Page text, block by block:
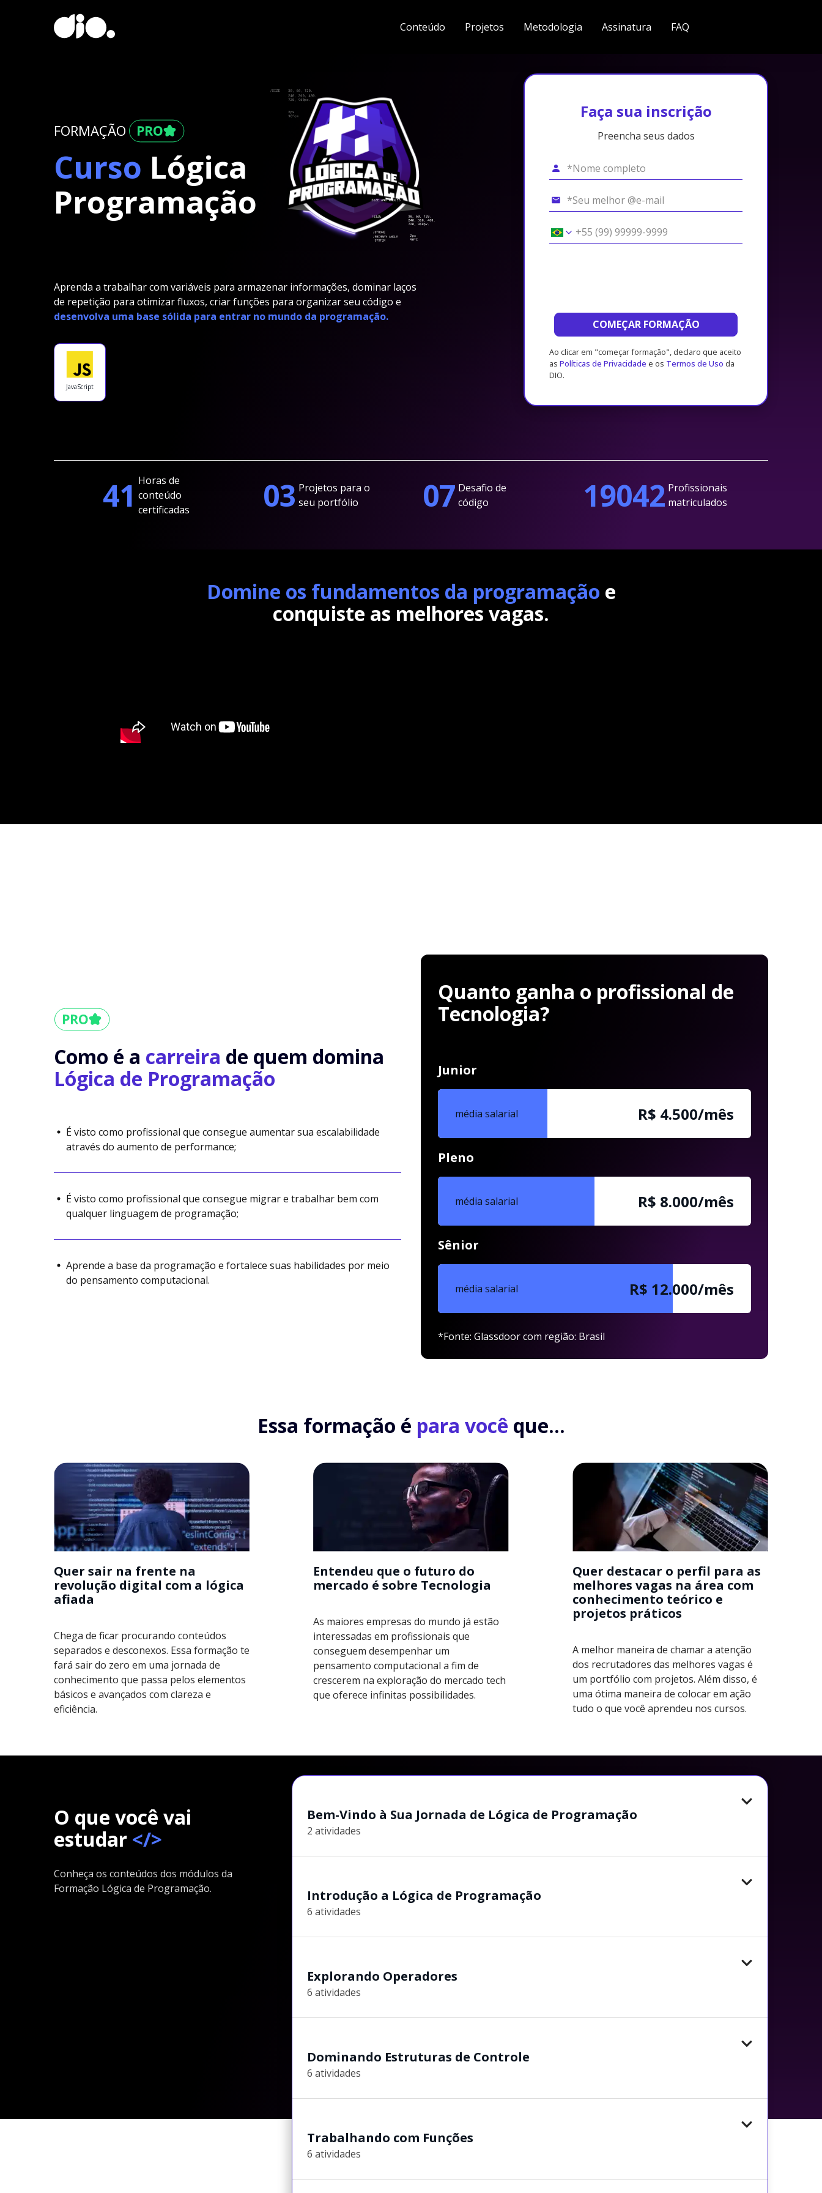
Conteúdo Projetos Metodologia Assinatura FAQ
FORMAÇÃO
Curso Lógica
Programação
Aprenda a trabalhar com variáveis para armazenar informações, dominar laços
de repetição para otimizar fluxos, criar funções para organizar seu código e
desenvolva uma base sólida para entrar no mundo da programação.
JavaScript
Faça sua inscrição
Preencha seus dados
COMEÇAR FORMAÇÃO
Ao clicar em "começar formação", declaro que aceito
as Políticas de Privacidade e os Termos de Uso da
DIO.
41 Horas de
conteúdo
certificadas
03 Projetos para o
seu portfólio
07 Desafio de
código
19042 Profissionais
matriculados
Domine os fundamentos da programação e
conquiste as melhores vagas.
Como é a carreira de quem domina
Lógica de Programação
É visto como profissional que consegue aumentar sua escalabilidade
através do aumento de performance;
É visto como profissional que consegue migrar e trabalhar bem com
qualquer linguagem de programação;
Aprende a base da programação e fortalece suas habilidades por meio
do pensamento computacional.
Quanto ganha o profissional de
Tecnologia?
Junior
média salarial R$ 4.500/mês
Pleno
média salarial R$ 8.000/mês
Sênior
média salarial R$ 12.000/mês
*Fonte: Glassdoor com região: Brasil
Essa formação é para você que...
Quer sair na frente na
revolução digital com a lógica
afiada
Chega de ficar procurando conteúdos
separados e desconexos. Essa formação te
fará sair do zero em uma jornada de
conhecimento que passa pelos elementos
básicos e avançados com clareza e
eficiência.
Entendeu que o futuro do
mercado é sobre Tecnologia
As maiores empresas do mundo já estão
interessadas em profissionais que
conseguem desempenhar um
pensamento computacional a fim de
crescerem na exploração do mercado tech
que oferece infinitas possibilidades.
Quer destacar o perfil para as
melhores vagas na área com
conhecimento teórico e
projetos práticos
A melhor maneira de chamar a atenção
dos recrutadores das melhores vagas é
um portfólio com projetos. Além disso, é
uma ótima maneira de colocar em ação
tudo o que você aprendeu nos cursos.
O que você vai
estudar </>
Conheça os conteúdos dos módulos da
Formação Lógica de Programação.
Bem-Vindo à Sua Jornada de Lógica de Programação
2 atividades
Introdução a Lógica de Programação
6 atividades
Explorando Operadores
6 atividades
Dominando Estruturas de Controle
6 atividades
Trabalhando com Funções
6 atividades